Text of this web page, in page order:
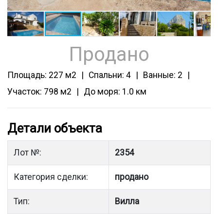
Продано
Площадь: 227 м2 Спальни: 4
Ванные: 2
Участок: 798 м2
До моря: 1.0 км
Детали объекта
Лот №: 2354
Категория сделки: продано
Тип: Вилла